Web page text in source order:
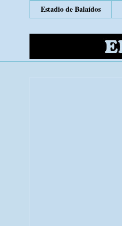
Estadio de Balaídos